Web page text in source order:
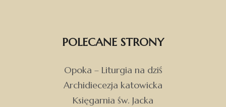
POLECANE STRONY
Opoka – Liturgia na dziś
Archidiecezja katowicka
Księgarnia św. Jacka